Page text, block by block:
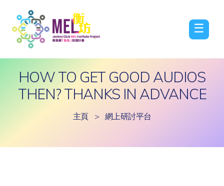
☰
HOW TO GET GOOD AUDIOS
THEN? THANKS IN ADVANCE
主頁 > 網上研討平台